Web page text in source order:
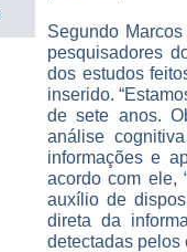
Segundo
pesquisadores
dos estudos
inserido.
de sete anos.
análise
informações e
acordo com ele,
auxílio de
direta da
detectadas pelos